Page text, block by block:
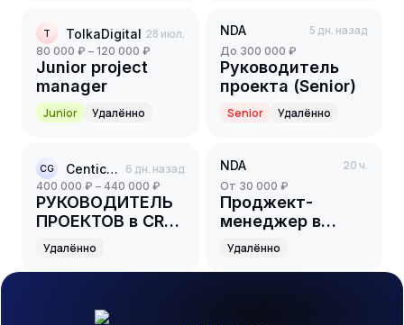
T TolkaDigital 28 июл.
80 000 ₽ – 120 000 ₽
Junior project
manager
Junior Удалённо
NDA 5 дн. назад
до 300 000 ₽
Руководитель
проекта (Senior)
Senior Удалённо
CG Centicore Group 6 дн. назад
400 000 ₽ – 440 000 ₽
РУКОВОДИТЕЛЬ
ПРОЕКТОВ в CRM
на банковский
проект
Удалённо
NDA 20 ч.
от 30 000 ₽
Проджект-
менеджер в
маркетинговое
агентство
Удалённо